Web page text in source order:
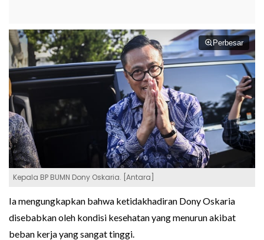
Perbesar
Kepala BP BUMN Dony Oskaria. [Antara]
Ia mengungkapkan bahwa ketidakhadiran Dony Oskaria
disebabkan oleh kondisi kesehatan yang menurun akibat
beban kerja yang sangat tinggi.